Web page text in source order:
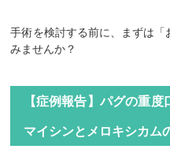
手術を検討する前に、まずは
みませんか？
【症例報告】パグの重
マイシンとメロキシカム